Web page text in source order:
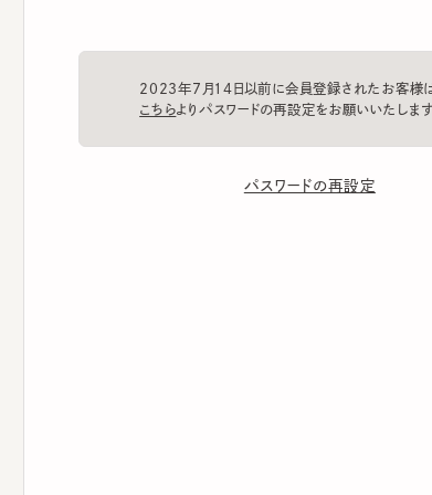
2023年7月14日以前に会員登録されたお客様は、
パスワードの再設定